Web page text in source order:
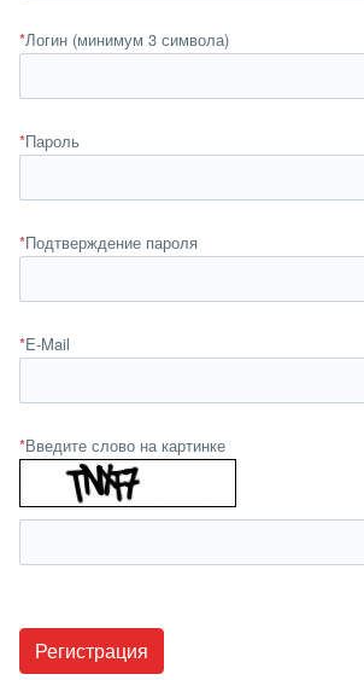
*Логин (минимум 3 символа)
*Пароль
*Подтверждение пароля
*E-Mail
*Введите слово на картинке